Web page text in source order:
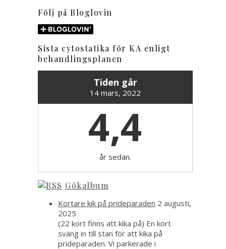
Följ på Bloglovin
Sista cytostatika för KA enligt
behandlingsplanen
Tiden går
14 mars, 2022
4,4
år sedan.
Gökalbum
Kortare kik på prideparaden 2 augusti,
2025
(22 kort finns att kika på) En kort
sväng in till stan för att kika på
prideparaden. Vi parkerade i